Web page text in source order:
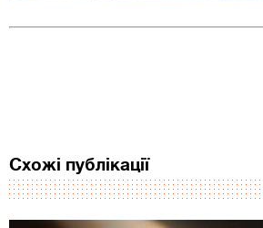
Схожі публікації